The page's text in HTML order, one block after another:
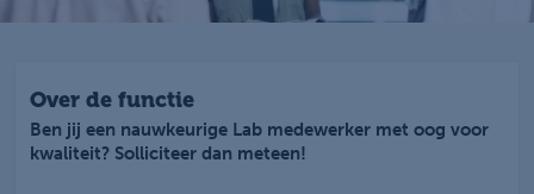
Over de functie
Ben jij een nauwkeurige Lab medewerker met oog voor
kwaliteit? Solliciteer dan meteen!